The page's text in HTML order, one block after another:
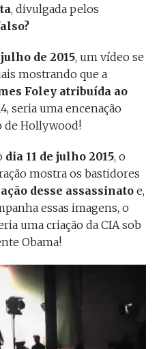
, divulgada pelos
de 2015, um vídeo se
mostrando que a
Foley atribuída ao
seria uma encenação
de Hollywood!
dia 11 de julho 2015, o
mostra os bastidores
desse assassinatoe,
essas imagens, o
uma criação da CIA sob
Obama!